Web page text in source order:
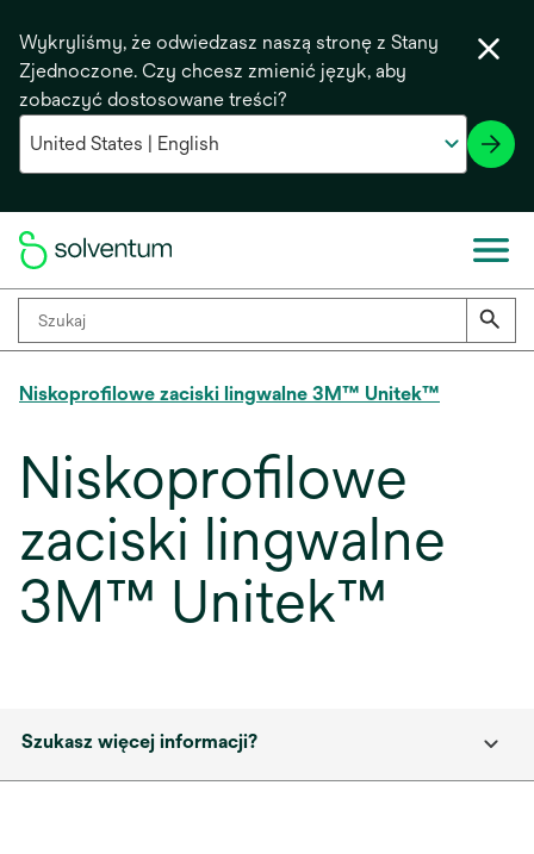
Wykryliśmy, że odwiedzasz naszą stronę z Stany
Zjednoczone. Czy chcesz zmienić język, aby
zobaczyć dostosowane treści?
Niskoprofilowe zaciski lingwalne 3M™ Unitek™
Niskoprofilowe
zaciski lingwalne
3M™ Unitek™
Szukasz więcej informacji?